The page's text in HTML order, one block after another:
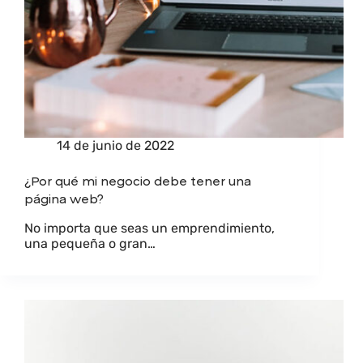
14 de junio de 2022
¿Por qué mi negocio debe tener una
página web?
No importa que seas un emprendimiento,
una pequeña o gran…